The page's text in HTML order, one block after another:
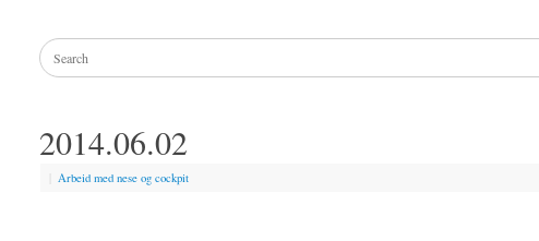
2014.06.02
Arbeid med nese og cockpit